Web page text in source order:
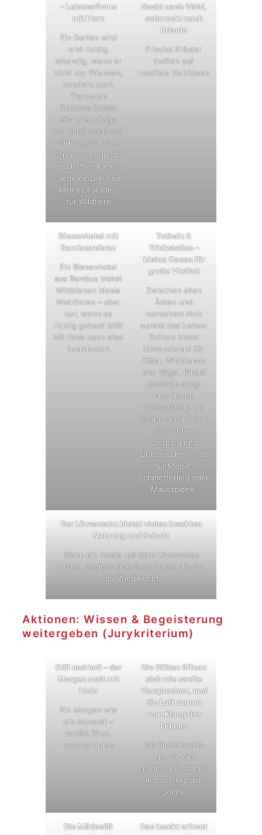
– Lebensräume
mit Herz
Ein Garten wird
erst richtig
lebendig, wenn er
nicht nur Pflanzen,
sondern auch
Tieren ein
Zuhause bietet.
Hier sind einige
der schönsten und
wirkungsvollsten
Strukturen, die du
erschaffen kannst
– jede einzelne ein
kleines Paradies
für Wildtiere
riecht nach Wald,
schmeckt nach
Urlaub!
Frische Kräuter
treffen auf
rustikale Holzideen
Bienenhotel mit
Bambusrohren
Ein Bienenhotel
aus Bambus bietet
Wildbienen ideale
Niströhren – aber
nur, wenn es
richtig gebaut ist!!!
Mit liebe kann alles
funktioniert
Totholz &
Trinkstellen –
kleine Oasen für
große Vielfalt
Zwischen alten
Ästen und
morschem Holz
summt das Leben:
Totholz bietet
Unterschlupf für
Käfer, Wildbienen
und Vögel. Direkt
daneben sorgt
eine flache
Wasserstelle mit
Steinen und Ästen
für sichere
Landung und
Durstlöschen – ob
für Meise,
Schmetterling oder
Mauerbiene.
Der Löwenzahn bietet vielen Insekten
Nahrung und Schutz
Wenn ein Insekt auf dem Löwenzahn
landet, beginnt eine Geschichte, die nur
der Wind kennt
Aktionen: Wissen & Begeisterung
weitergeben (Jurykriterium)
Still und hell – der
Morgen malt mit
Licht
Ein Morgen wie
ein Aquarell –
sanfte Töne,
weiche Linien
Die Blüten öffnen
sich wie sanfte
Versprechen, und
die Luft summt
vom Klang des
Lebens
Die Biene taucht
ein wie ein
goldener Gedanke
in das Herz der
Sonne
Die Mädesüß
Das Insekt erfreut